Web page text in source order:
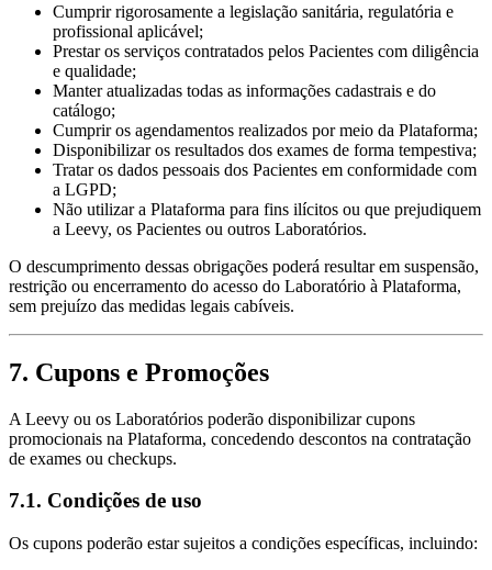
Cumprir rigorosamente a legislação sanitária, regulatória e
profissional aplicável;
Prestar os serviços contratados pelos Pacientes com diligência
e qualidade;
Manter atualizadas todas as informações cadastrais e do
catálogo;
Cumprir os agendamentos realizados por meio da Plataforma;
Disponibilizar os resultados dos exames de forma tempestiva;
Tratar os dados pessoais dos Pacientes em conformidade com
a LGPD;
Não utilizar a Plataforma para fins ilícitos ou que prejudiquem
a Leevy, os Pacientes ou outros Laboratórios.
O descumprimento dessas obrigações poderá resultar em suspensão,
restrição ou encerramento do acesso do Laboratório à Plataforma,
sem prejuízo das medidas legais cabíveis.
7. Cupons e Promoções
A Leevy ou os Laboratórios poderão disponibilizar cupons
promocionais na Plataforma, concedendo descontos na contratação
de exames ou checkups.
7.1. Condições de uso
Os cupons poderão estar sujeitos a condições específicas, incluindo: